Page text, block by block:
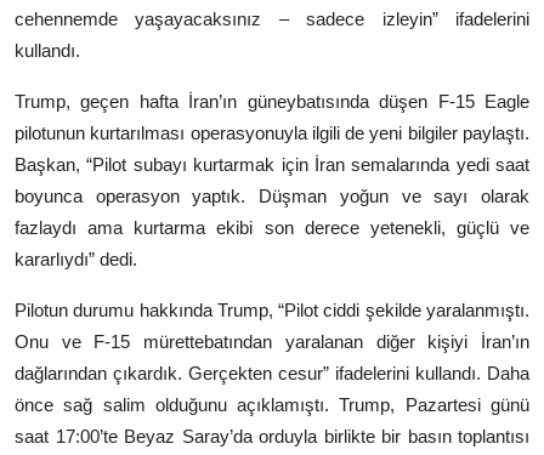
cehennemde yaşayacaksınız – sadece izleyin” ifadelerini
kullandı.
Trump, geçen hafta İran’ın güneybatısında düşen F-15 Eagle
pilotunun kurtarılması operasyonuyla ilgili de yeni bilgiler paylaştı.
Başkan, “Pilot subayı kurtarmak için İran semalarında yedi saat
boyunca operasyon yaptık. Düşman yoğun ve sayı olarak
fazlaydı ama kurtarma ekibi son derece yetenekli, güçlü ve
kararlıydı” dedi.
Pilotun durumu hakkında Trump, “Pilot ciddi şekilde yaralanmıştı.
Onu ve F-15 mürettebatından yaralanan diğer kişiyi İran’ın
dağlarından çıkardık. Gerçekten cesur” ifadelerini kullandı. Daha
önce sağ salim olduğunu açıklamıştı. Trump, Pazartesi günü
saat 17:00’te Beyaz Saray’da orduyla birlikte bir basın toplantısı